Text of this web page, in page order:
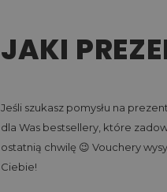
JAKI
Jeśli szukasz pomysłu na
dla Was bestsellery, które
ostatnią chwilę 😉 Vouchery
Ciebie!